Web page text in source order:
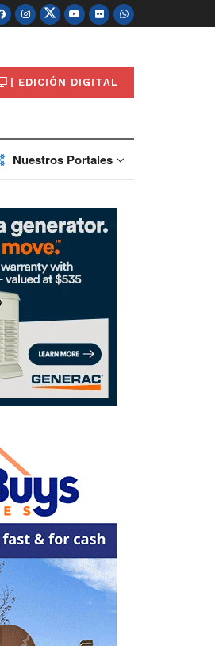
| EDICIÓN DIGITAL
Nuestros Portales